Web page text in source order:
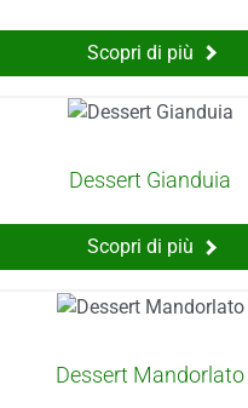
Scopri di più
Dessert Gianduia
Scopri di più
Dessert Mandorlato